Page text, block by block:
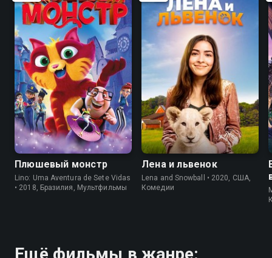
6.5 5.6
Плюшевый монстр
Lino: Uma Aventura de Sete Vidas
• 2018, Бразилия, Мультфильмы
7.8 5.4
Лена и львенок
Lena and Snowball • 2020, США,
Комедии
Ещё фильмы в жанре: